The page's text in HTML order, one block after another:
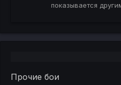
показывается
Прочие бои